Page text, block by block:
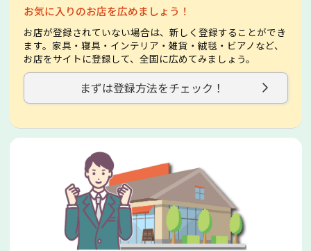
お気に入りのお店を広めましょう！
お店が登録されていない場合は、新しく登録することができ
ます。家具・寝具・インテリア・雑貨・絨毯・ビアノなど、
お店をサイトに登録して、全国に広めてみましょう。
まずは登録方法をチェック！